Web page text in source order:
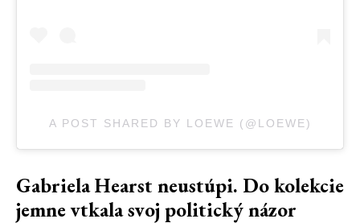
A POST SHARED BY LOEWE (@LOEWE)
Gabriela Hearst neustúpi. Do kolekcie
jemne vtkala svoj politický názor